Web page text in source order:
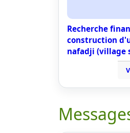
Recherche
construction
nafadji (village